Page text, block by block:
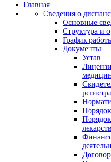
Главная
Сведения о
Основные
Структура и
График
Документы
Устав